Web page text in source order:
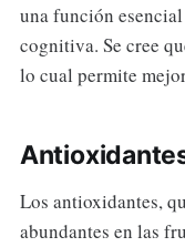
una función
cognitiva. Se cree
lo cual permite
Los antioxidantes,
abundantes en las